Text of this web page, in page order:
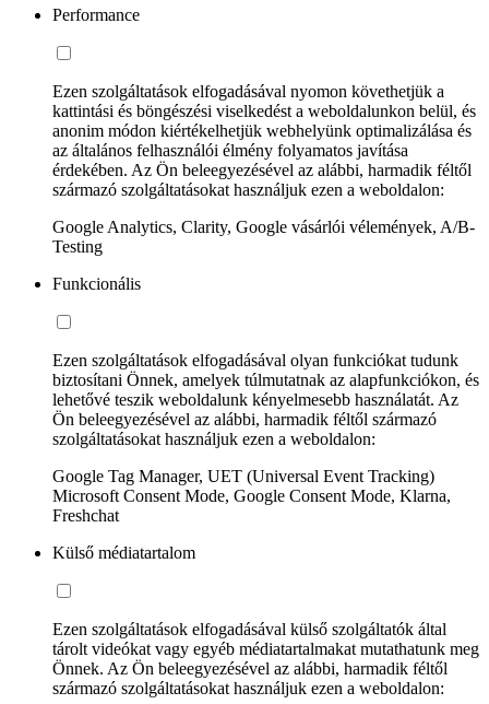
Performance
Ezen szolgáltatások elfogadásával nyomon követhetjük a
kattintási és böngészési viselkedést a weboldalunkon belül, és
anonim módon kiértékelhetjük webhelyünk optimalizálása és
az általános felhasználói élmény folyamatos javítása
érdekében. Az Ön beleegyezésével az alábbi, harmadik féltől
származó szolgáltatásokat használjuk ezen a weboldalon:
Google Analytics, Clarity, Google vásárlói vélemények, A/B-
Testing
Funkcionális
Ezen szolgáltatások elfogadásával olyan funkciókat tudunk
biztosítani Önnek, amelyek túlmutatnak az alapfunkciókon, és
lehetővé teszik weboldalunk kényelmesebb használatát. Az
Ön beleegyezésével az alábbi, harmadik féltől származó
szolgáltatásokat használjuk ezen a weboldalon:
Google Tag Manager, UET (Universal Event Tracking)
Microsoft Consent Mode, Google Consent Mode, Klarna,
Freshchat
Külső médiatartalom
Ezen szolgáltatások elfogadásával külső szolgáltatók által
tárolt videókat vagy egyéb médiatartalmakat mutathatunk meg
Önnek. Az Ön beleegyezésével az alábbi, harmadik féltől
származó szolgáltatásokat használjuk ezen a weboldalon: